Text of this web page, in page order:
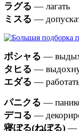
ラグる — лагать
ミスる —
ポシャる —
タヒる —
エダる —
パニクる —
デコる —
寝ぼる(ねぼる)—